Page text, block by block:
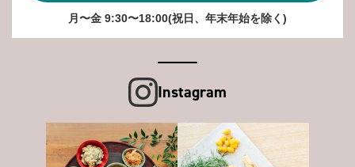
月〜金 9:30〜18:00(祝日、年末年始を除く)
Instagram